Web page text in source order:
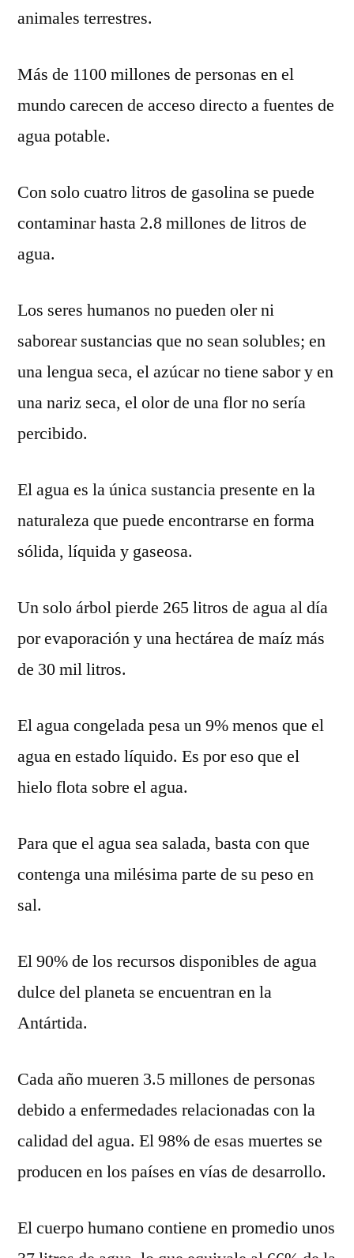
animales terrestres.
Más de 1100 millones de personas en el
mundo carecen de acceso directo a fuentes de
agua potable.
Con solo cuatro litros de gasolina se puede
contaminar hasta 2.8 millones de litros de
agua.
Los seres humanos no pueden oler ni
saborear sustancias que no sean solubles; en
una lengua seca, el azúcar no tiene sabor y en
una nariz seca, el olor de una flor no sería
percibido.
El agua es la única sustancia presente en la
naturaleza que puede encontrarse en forma
sólida, líquida y gaseosa.
Un solo árbol pierde 265 litros de agua al día
por evaporación y una hectárea de maíz más
de 30 mil litros.
El agua congelada pesa un 9% menos que el
agua en estado líquido. Es por eso que el
hielo flota sobre el agua.
Para que el agua sea salada, basta con que
contenga una milésima parte de su peso en
sal.
El 90% de los recursos disponibles de agua
dulce del planeta se encuentran en la
Antártida.
Cada año mueren 3.5 millones de personas
debido a enfermedades relacionadas con la
calidad del agua. El 98% de esas muertes se
producen en los países en vías de desarrollo.
El cuerpo humano contiene en promedio unos